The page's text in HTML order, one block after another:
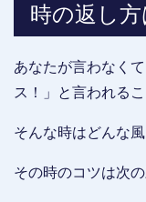
時の返し方
あなたが言わなく
ス！」と言われる
そんな時はどんな
その時のコツは次の